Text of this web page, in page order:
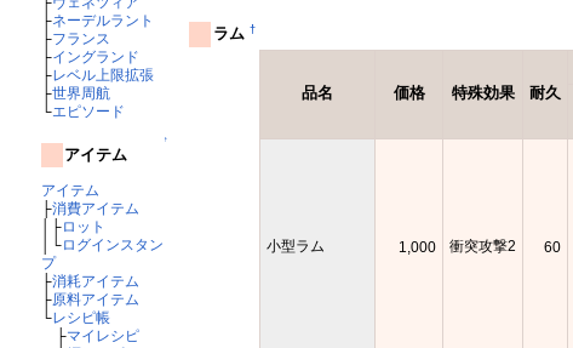
├ネーデルラント
├フランス
├イングランド
├レベル上限拡張
├世界周航
└エピソード
↑
アイテム
アイテム
├消費アイテム
│├ロット
│└ログインスタン
プ
├消耗アイテム
├原料アイテム
└レシピ帳
├マイレシピ
ラム †
品名 価格 特殊効果 耐久
小型ラム 1,000 衝突攻撃2 60